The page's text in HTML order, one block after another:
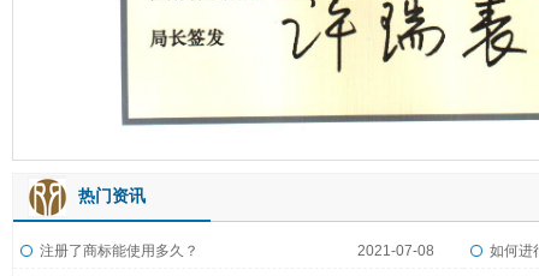
热门资讯
注册了商标能使用多久？ 2021-07-08 如何进